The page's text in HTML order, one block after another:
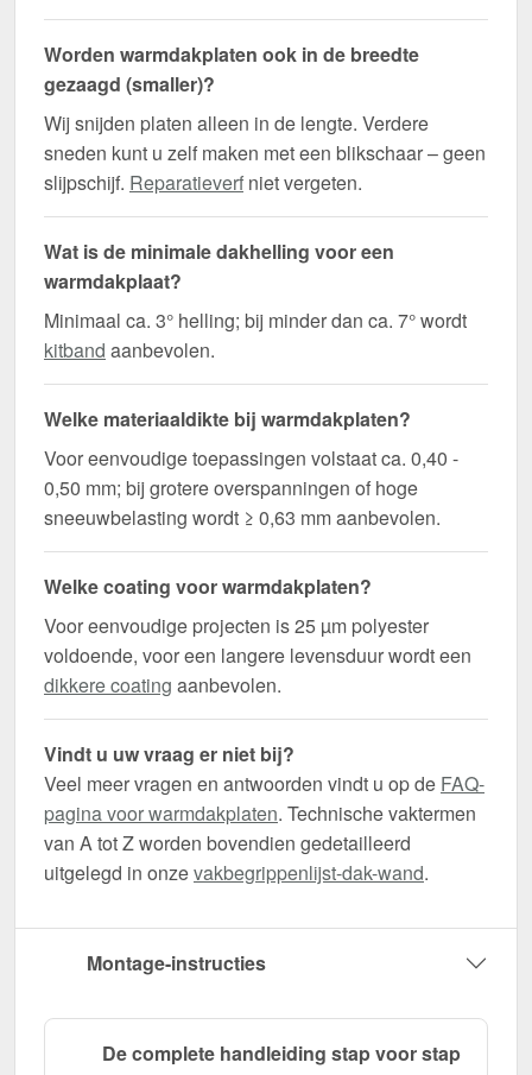
Worden warmdakplaten ook in de breedte
gezaagd (smaller)?
Wij snijden platen alleen in de lengte. Verdere
sneden kunt u zelf maken met een blikschaar – geen
slijpschijf. Reparatieverf niet vergeten.
Wat is de minimale dakhelling voor een
warmdakplaat?
Minimaal ca. 3° helling; bij minder dan ca. 7° wordt
kitband aanbevolen.
Welke materiaaldikte bij warmdakplaten?
Voor eenvoudige toepassingen volstaat ca. 0,40 -
0,50 mm; bij grotere overspanningen of hoge
sneeuwbelasting wordt ≥ 0,63 mm aanbevolen.
Welke coating voor warmdakplaten?
Voor eenvoudige projecten is 25 µm polyester
voldoende, voor een langere levensduur wordt een
dikkere coating aanbevolen.
Vindt u uw vraag er niet bij?
Veel meer vragen en antwoorden vindt u op de FAQ-
pagina voor warmdakplaten. Technische vaktermen
van A tot Z worden bovendien gedetailleerd
uitgelegd in onzevakbegrippenlijst-dak-wand.
Montage-instructies
De complete handleiding stap voor stap